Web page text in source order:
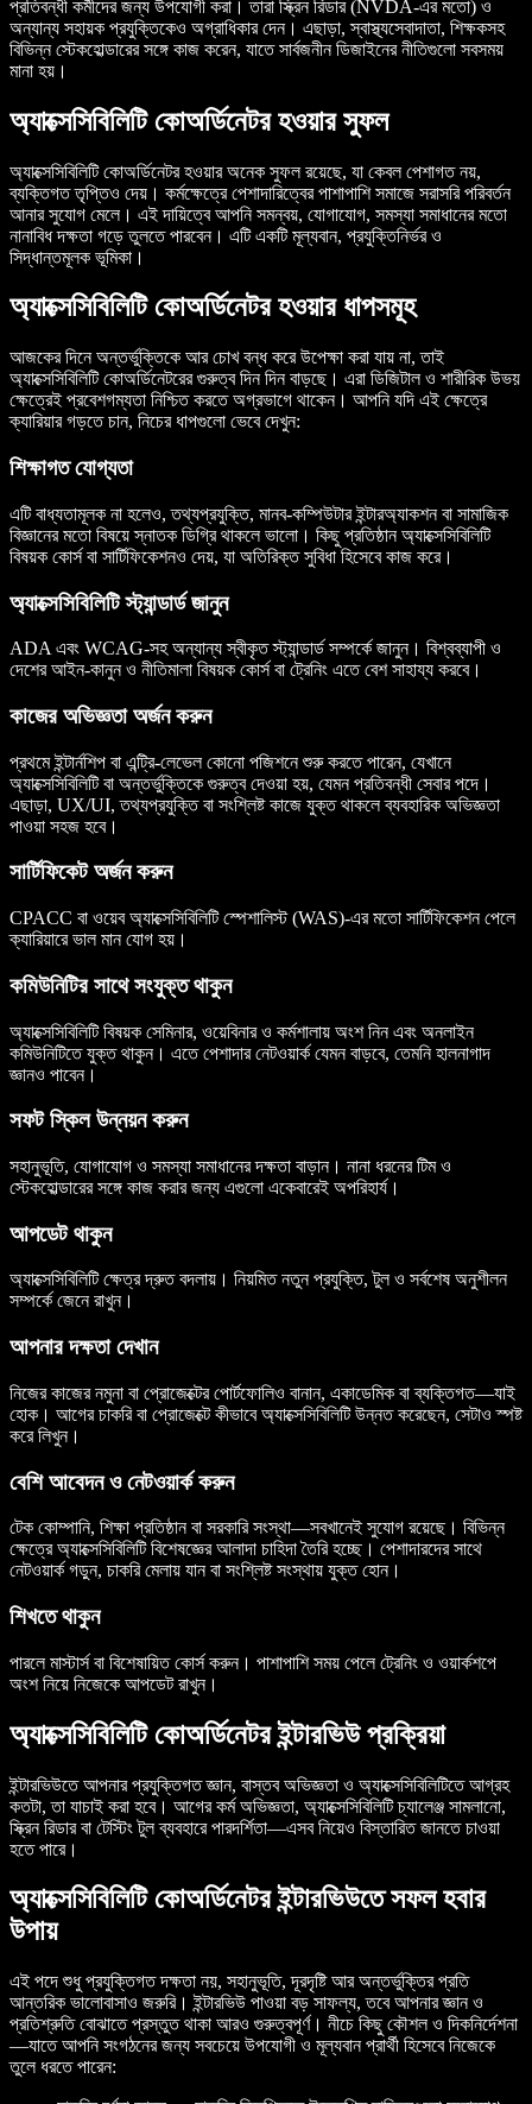
প্রতিবন্ধী কর্মীদের জন্য উপযোগী করা। তারা স্ক্রিন রিডার (NVDA-এর মতো) ও
অন্যান্য সহায়ক প্রযুক্তিকেও অগ্রাধিকার দেন। এছাড়া, স্বাস্থ্যসেবাদাতা, শিক্ষকসহ
বিভিন্ন স্টেকহোল্ডারের সঙ্গে কাজ করেন, যাতে সার্বজনীন ডিজাইনের নীতিগুলো সবসময়
মানা হয়।
অ্যাক্সেসিবিলিটি কোঅর্ডিনেটর হওয়ার সুফল
অ্যাক্সেসিবিলিটি কোঅর্ডিনেটর হওয়ার অনেক সুফল রয়েছে, যা কেবল পেশাগত নয়,
ব্যক্তিগত তৃপ্তিও দেয়। কর্মক্ষেত্রে পেশাদারিত্বের পাশাপাশি সমাজে সরাসরি পরিবর্তন
আনার সুযোগ মেলে। এই দায়িত্বে আপনি সমন্বয়, যোগাযোগ, সমস্যা সমাধানের মতো
নানাবিধ দক্ষতা গড়ে তুলতে পারবেন। এটি একটি মূল্যবান, প্রযুক্তিনির্ভর ও
সিদ্ধান্তমূলক ভূমিকা।
অ্যাক্সেসিবিলিটি কোঅর্ডিনেটর হওয়ার ধাপসমূহ
আজকের দিনে অন্তর্ভুক্তিকে আর চোখ বন্ধ করে উপেক্ষা করা যায় না, তাই
অ্যাক্সেসিবিলিটি কোঅর্ডিনেটরের গুরুত্ব দিন দিন বাড়ছে। এরা ডিজিটাল ও শারীরিক উভয়
ক্ষেত্রেই প্রবেশগম্যতা নিশ্চিত করতে অগ্রভাগে থাকেন। আপনি যদি এই ক্ষেত্রে
ক্যারিয়ার গড়তে চান, নিচের ধাপগুলো ভেবে দেখুন:
শিক্ষাগত যোগ্যতা
এটি বাধ্যতামূলক না হলেও, তথ্যপ্রযুক্তি, মানব-কম্পিউটার ইন্টারঅ্যাকশন বা সামাজিক
বিজ্ঞানের মতো বিষয়ে স্নাতক ডিগ্রি থাকলে ভালো। কিছু প্রতিষ্ঠান অ্যাক্সেসিবিলিটি
বিষয়ক কোর্স বা সার্টিফিকেশনও দেয়, যা অতিরিক্ত সুবিধা হিসেবে কাজ করে।
অ্যাক্সেসিবিলিটি স্ট্যান্ডার্ড জানুন
ADA এবং WCAG-সহ অন্যান্য স্বীকৃত স্ট্যান্ডার্ড সম্পর্কে জানুন। বিশ্বব্যাপী ও
দেশের আইন-কানুন ও নীতিমালা বিষয়ক কোর্স বা ট্রেনিং এতে বেশ সাহায্য করবে।
কাজের অভিজ্ঞতা অর্জন করুন
প্রথমে ইন্টার্নশিপ বা এন্ট্রি-লেভেল কোনো পজিশনে শুরু করতে পারেন, যেখানে
অ্যাক্সেসিবিলিটি বা অন্তর্ভুক্তিকে গুরুত্ব দেওয়া হয়, যেমন প্রতিবন্ধী সেবার পদে।
এছাড়া, UX/UI, তথ্যপ্রযুক্তি বা সংশ্লিষ্ট কাজে যুক্ত থাকলে ব্যবহারিক অভিজ্ঞতা
পাওয়া সহজ হবে।
সার্টিফিকেট অর্জন করুন
CPACC বা ওয়েব অ্যাক্সেসিবিলিটি স্পেশালিস্ট (WAS)-এর মতো সার্টিফিকেশন পেলে
ক্যারিয়ারে ভাল মান যোগ হয়।
কমিউনিটির সাথে সংযুক্ত থাকুন
অ্যাক্সেসিবিলিটি বিষয়ক সেমিনার, ওয়েবিনার ও কর্মশালায় অংশ নিন এবং অনলাইন
কমিউনিটিতে যুক্ত থাকুন। এতে পেশাদার নেটওয়ার্ক যেমন বাড়বে, তেমনি হালনাগাদ
জ্ঞানও পাবেন।
সফট স্কিল উন্নয়ন করুন
সহানুভূতি, যোগাযোগ ও সমস্যা সমাধানের দক্ষতা বাড়ান। নানা ধরনের টিম ও
স্টেকহোল্ডারের সঙ্গে কাজ করার জন্য এগুলো একেবারেই অপরিহার্য।
আপডেট থাকুন
অ্যাক্সেসিবিলিটি ক্ষেত্র দ্রুত বদলায়। নিয়মিত নতুন প্রযুক্তি, টুল ও সর্বশেষ অনুশীলন
সম্পর্কে জেনে রাখুন।
আপনার দক্ষতা দেখান
নিজের কাজের নমুনা বা প্রোজেক্টের পোর্টফোলিও বানান, একাডেমিক বা ব্যক্তিগত—যাই
হোক। আগের চাকরি বা প্রোজেক্টে কীভাবে অ্যাক্সেসিবিলিটি উন্নত করেছেন, সেটাও স্পষ্ট
করে লিখুন।
বেশি আবেদন ও নেটওয়ার্ক করুন
টেক কোম্পানি, শিক্ষা প্রতিষ্ঠান বা সরকারি সংস্থা—সবখানেই সুযোগ রয়েছে। বিভিন্ন
ক্ষেত্রে অ্যাক্সেসিবিলিটি বিশেষজ্ঞের আলাদা চাহিদা তৈরি হচ্ছে। পেশাদারদের সাথে
নেটওয়ার্ক গড়ুন, চাকরি মেলায় যান বা সংশ্লিষ্ট সংস্থায় যুক্ত হোন।
শিখতে থাকুন
পারলে মাস্টার্স বা বিশেষায়িত কোর্স করুন। পাশাপাশি সময় পেলে ট্রেনিং ও ওয়ার্কশপে
অংশ নিয়ে নিজেকে আপডেট রাখুন।
অ্যাক্সেসিবিলিটি কোঅর্ডিনেটর ইন্টারভিউ প্রক্রিয়া
ইন্টারভিউতে আপনার প্রযুক্তিগত জ্ঞান, বাস্তব অভিজ্ঞতা ও অ্যাক্সেসিবিলিটিতে আগ্রহ
কতটা, তা যাচাই করা হবে। আগের কর্ম অভিজ্ঞতা, অ্যাক্সেসিবিলিটি চ্যালেঞ্জ সামলানো,
স্ক্রিন রিডার বা টেস্টিং টুল ব্যবহারে পারদর্শিতা—এসব নিয়েও বিস্তারিত জানতে চাওয়া
হতে পারে।
অ্যাক্সেসিবিলিটি কোঅর্ডিনেটর ইন্টারভিউতে সফল হবার
উপায়
এই পদে শুধু প্রযুক্তিগত দক্ষতা নয়, সহানুভূতি, দূরদৃষ্টি আর অন্তর্ভুক্তির প্রতি
আন্তরিক ভালোবাসাও জরুরি। ইন্টারভিউ পাওয়া বড় সাফল্য, তবে আপনার জ্ঞান ও
প্রতিশ্রুতি বোঝাতে প্রস্তুত থাকা আরও গুরুত্বপূর্ণ। নীচে কিছু কৌশল ও দিকনির্দেশনা
—যাতে আপনি সংগঠনের জন্য সবচেয়ে উপযোগী ও মূল্যবান প্রার্থী হিসেবে নিজেকে
তুলে ধরতে পারেন: